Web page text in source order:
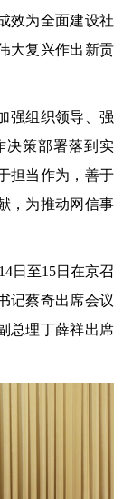
效为全面建设社
大复兴作出新贡
强组织领导、强
决策部署落到实
担当作为，善于
，为推动网信事
日至15日在京召
记蔡奇出席会议
总理丁薛祥出席